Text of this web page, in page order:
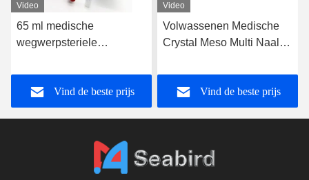
Video
65 ml medische
wegwerpsteriele
/ dubbelkanaal
geautomatiseerde contrast
CT
Vind de beste prijs
Video
Volwassenen Medische
Crystal Meso Multi Naald
schoonheid
Gezichtsverzorging
Vind de beste prijs